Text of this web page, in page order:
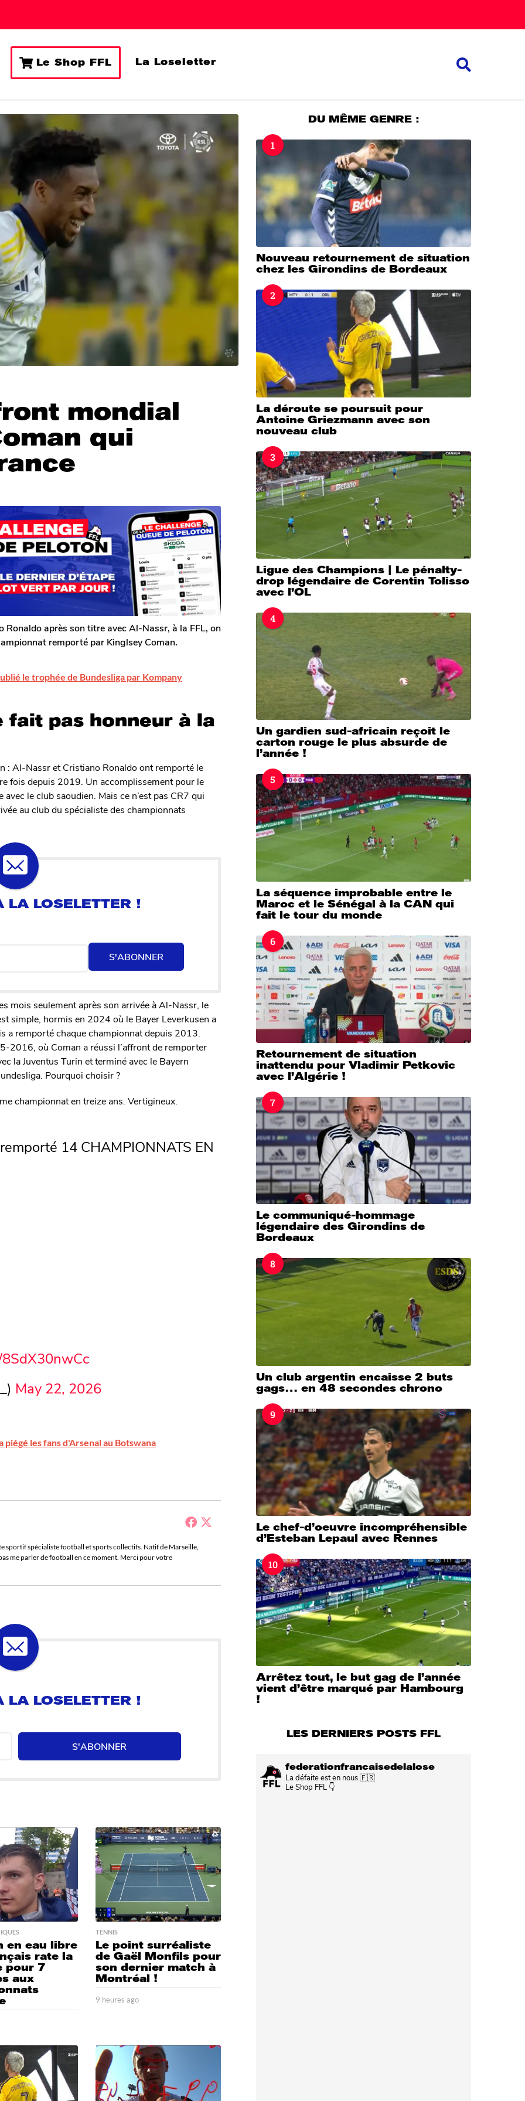
Le Shop FFL La Loseletter
mondial
qui
après son titre avec Al-Nassr, à la FFL, on
remporté par Kinglsey Coman.
le trophée de Bundesliga par Kompany
fait pas honneur à la
: Al-Nassr et Cristiano Ronaldo ont remporté le
fois depuis 2019. Un accomplissement pour le
le club saoudien. Mais ce n’est pas CR7 qui
au club du spécialiste des championnats
S'ABONNER
mois seulement après son arrivée à Al-Nassr, le
simple, hormis en 2024 où le Bayer Leverkusen a
a remporté chaque championnat depuis 2013.
2016, où Coman a réussi l’affront de remporter
la Juventus Turin et terminé avec le Bayern
Pourquoi choisir ?
championnat en treize ans. Vertigineux.
14 CHAMPIONNATS EN
May 22, 2026
les fans d'Arsenal au Botswana
sportif spécialiste football et sports collectifs. Natif de Marseille,
me parler de football en ce moment. Merci pour votre
S'ABONNER
en eau libre
rate la
pour 7
aux
TENNIS
Le point surréaliste
de Gaël Monfils pour
son dernier match à
Montréal !
9 heures ago9
r
e
s
a
g
DU MÊME GENRE :
1
Nouveau retournement de situation
chez les Girondins de Bordeaux
2
La déroute se poursuit pour
Antoine Griezmann avec son
nouveau club
3
Ligue des Champions | Le pénalty-
drop légendaire de Corentin Tolisso
avec l’OL
4
Un gardien sud-africain reçoit le
carton rouge le plus absurde de
l’année !
5
La séquence improbable entre le
Maroc et le Sénégal à la CAN qui
fait le tour du monde
6
Retournement de situation
inattendu pour Vladimir Petkovic
avec l’Algérie !
7
Le communiqué-hommage
légendaire des Girondins de
Bordeaux
8
Un club argentin encaisse 2 buts
gags… en 48 secondes chrono
9
Le chef-d’oeuvre incompréhensible
d’Esteban Lepaul avec Rennes
10
Arrêtez tout, le but gag de l’année
vient d’être marqué par Hambourg
!
LES DERNIERS POSTS FFL
federationfrancaisedelalose
La défaite est en nous 🇫🇷
Le Shop FFL 👇